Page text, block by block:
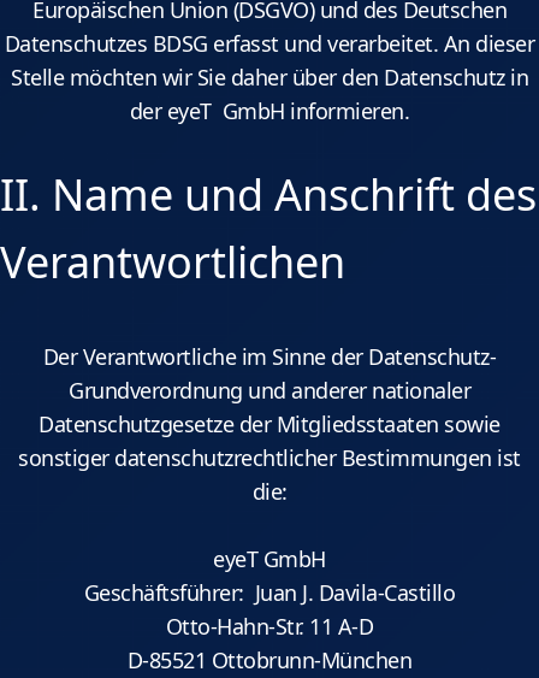
Europäischen Union (DSGVO) und des Deutschen
Datenschutzes BDSG erfasst und verarbeitet. An dieser
Stelle möchten wir Sie daher über den Datenschutz in
der eyeT GmbH informieren.
II. Name und Anschrift des
Verantwortlichen
Der Verantwortliche im Sinne der Datenschutz-
Grundverordnung und anderer nationaler
Datenschutzgesetze der Mitgliedsstaaten sowie
sonstiger datenschutzrechtlicher Bestimmungen ist
die:
eyeT GmbH
Geschäftsführer: Juan J. Davila-Castillo
Otto-Hahn-Str. 11 A-D
D-85521 Ottobrunn-München